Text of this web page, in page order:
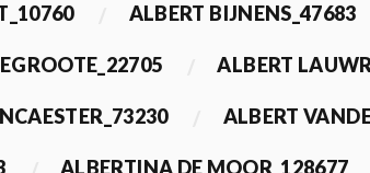
ALBERT BIJNENS_47683
ALBERT
ALBERT
ALBERTINA DE MOOR_128677